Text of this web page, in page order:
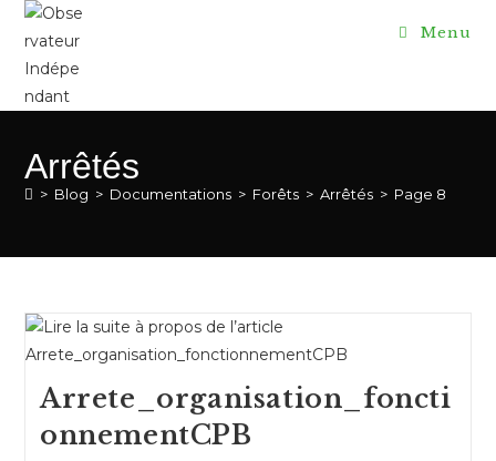
Skip
content
Menu
Arrêtés
> Blog > Documentations > Forêts > Arrêtés > Page 8
Arrete_organisation_foncti
onnementCPB